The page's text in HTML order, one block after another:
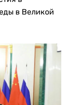
в Великой